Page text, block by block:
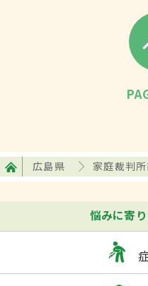
広島県 家庭裁判
悩みに寄